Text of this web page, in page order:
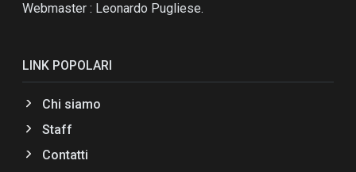
Webmaster : Leonardo Pugliese.
LINK POPOLARI
Chi siamo
Staff
Contatti